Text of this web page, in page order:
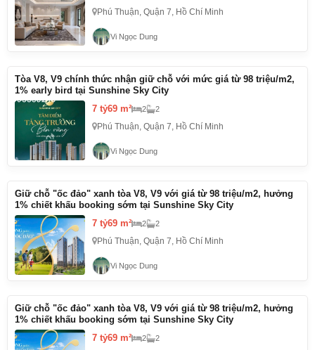
Phú Thuận, Quận 7, Hồ Chí Minh
Vi Ngọc Dung
Tòa V8, V9 chính thức nhận giữ chỗ với mức giá từ 98 triệu/m2,
1% early bird tại Sunshine Sky City
7 tỷ69 m² 2 2
Phú Thuận, Quận 7, Hồ Chí Minh
Vi Ngọc Dung
Giữ chỗ "ốc đảo" xanh tòa V8, V9 với giá từ 98 triệu/m2, hưởng
1% chiết khấu booking sớm tại Sunshine Sky City
7 tỷ69 m² 2 2
Phú Thuận, Quận 7, Hồ Chí Minh
Vi Ngọc Dung
Giữ chỗ "ốc đảo" xanh tòa V8, V9 với giá từ 98 triệu/m2, hưởng
1% chiết khấu booking sớm tại Sunshine Sky City
7 tỷ69 m² 2 2